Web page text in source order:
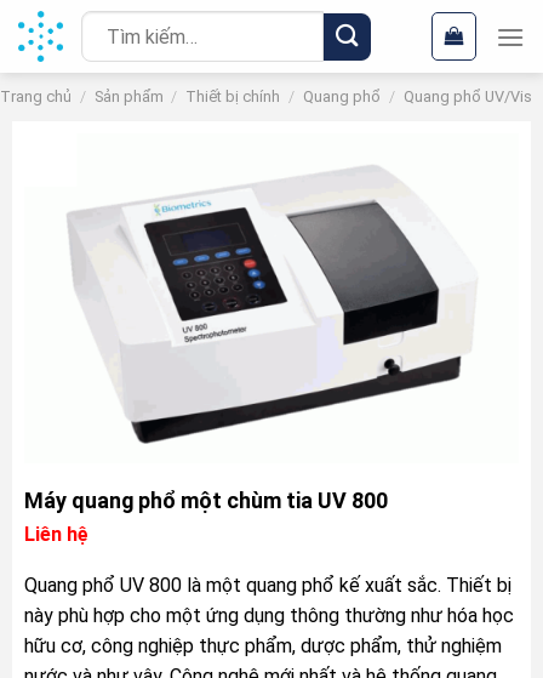
Chuyển
đến
nội
dung
Tìm
kiếm:
Trang chủ / Sản phẩm / Thiết bị chính / Quang phổ / Quang phổ UV/Vis
Máy quang phổ một chùm tia UV 800
Liên hệ
Quang phổ UV 800 là một quang phổ kế xuất sắc. Thiết bị
này phù hợp cho một ứng dụng thông thường như hóa học
hữu cơ, công nghiệp thực phẩm, dược phẩm, thử nghiệm